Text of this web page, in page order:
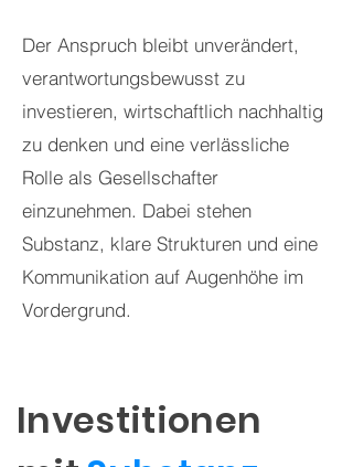
Der Anspruch bleibt unverändert,
verantwortungsbewusst zu
investieren, wirtschaftlich nachhaltig
zu denken und eine verlässliche
Rolle als Gesellschafter
einzunehmen. Dabei stehen
Substanz, klare Strukturen und eine
Kommunikation auf Augenhöhe im
Vordergrund.
Investitionen